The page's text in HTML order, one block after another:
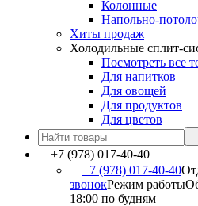
Колонные
Напольно-
Хиты продаж
Холодильные сплит-
Посмотреть все
Для напитков
Для овощей
Для продуктов
Для цветов
+7 (978) 017-40-40
+7 (978) 017-40-40
звонокРежим работы
18:00 по будням